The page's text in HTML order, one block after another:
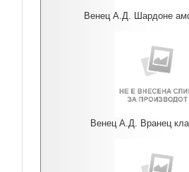
Венец А.Д. Шардоне
Венец А.Д. Вранец